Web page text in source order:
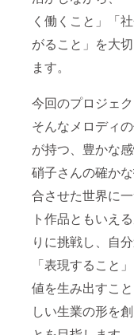
く働くこと」「
がること」を大
ます。
今回のプロジェク
そんなメロディ
が持つ、豊かな
硝子さんの確か
合させた世界に
ト作品ともいえ
りに挑戦し、自
「表現すること
値を生み出すこ
しい生業の形を